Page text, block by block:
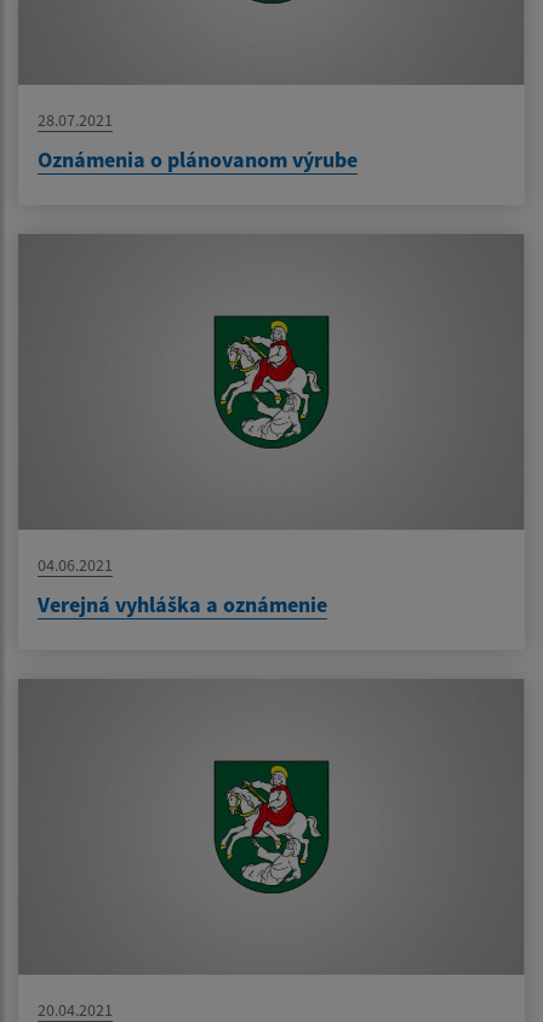
28.07.2021
Oznámenia o plánovanom výrube
04.06.2021
Verejná vyhláška a oznámenie
20.04.2021